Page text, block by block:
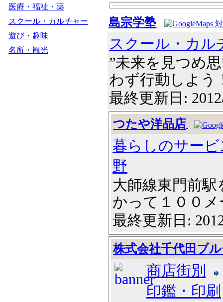
医療・福祉・薬
スクール・カルチャー
遊び・趣味
名所・観光
島宗学塾
スクール・カル
”未来を見つめ
わず行動しよう
最終更新日:
つたや洋品店
暮らしのサービ
野
大師線東門前
かって１００
最終更新日:
株式会社千代田ブ
商店街別
印鑑・印刷